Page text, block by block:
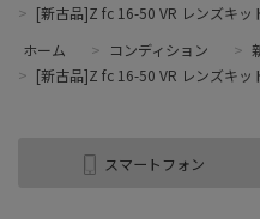
> [新古品]Z fc 16-50 VR レンズキッ
ホーム
> コンディション >
> [新古品]Z fc 16-50 VR レンズキッ
スマートフォン